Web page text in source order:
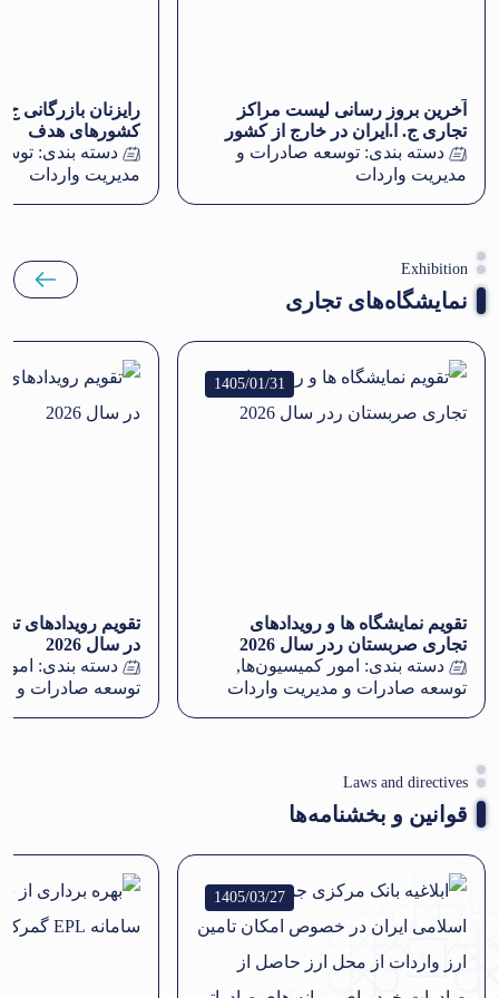
آخرین بروز رسانی لیست مراکز
تجاری ج. ا.ایران در خارج از کشور
(شهریور 1404 )
دسته بندی: توسعه صادرات و
مدیریت واردات
رایزنان بازرگانی
کشورهای هدف
دسته بندی:
مدیریت واردات
Exhibition
نمایشگاه‌های تجاری
1405/01/31
تقویم نمایشگاه ها و رویدادهای
تجاری صربستان ردر سال 2026
دسته بندی: امور کمیسیون‌ها,
توسعه صادرات و مدیریت واردات
تقویم رویدادهای
در سال 2026
دسته بندی:
توسعه صادرات و
Laws and directives
قوانین و بخشنامه‌ها
1405/03/27